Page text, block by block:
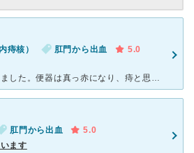
痔核） 肛門から出血
5.0
おびただしい出血が続きました。便器は真っ赤になり、痔と思いながらも恐ろしくなってきました。幾日か経過を見ましたが改善の兆しが見えず、以前お世話になった川堀病院に行きました。 安心感のある院長先生
肛門から出血
5.0
ます